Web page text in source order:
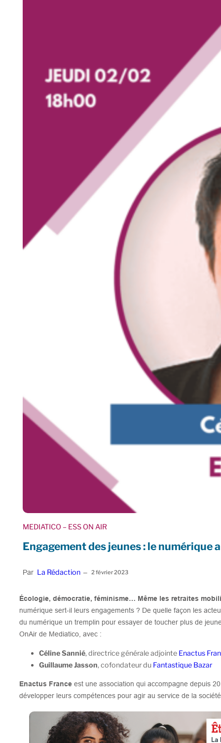
MEDIATICO – ESS ON AIR
Engagement des jeunes : le numérique
Par La Rédaction – 2 février 2023
Écologie, démocratie, féminisme… Même les retraites
numérique sert-il leurs engagements ? De quelle façon les
du numérique un tremplin pour essayer de toucher plus de
OnAir de Mediatico, avec :
Céline Sannié, directrice générale adjointe Enactus
Guillaume Jasson, cofondateur du Fantastique Bazar
Enactus France est une association qui accompagne depuis
développer leurs compétences pour agir au service de la